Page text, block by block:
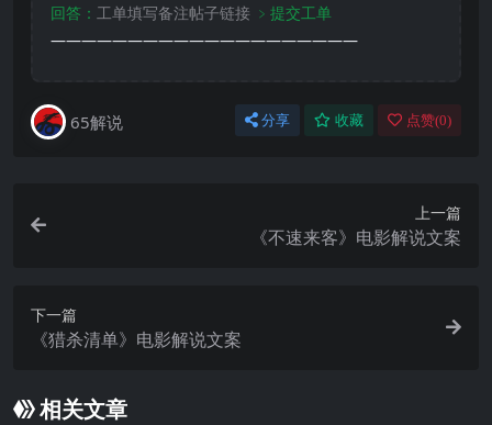
回答： 工单填写备注帖子链接 ﹥提交工单
————————————————————
65解说 分享 收藏 点赞(0)
上一篇
《不速来客》电影解说文案
下一篇
《猎杀清单》电影解说文案
相关文章